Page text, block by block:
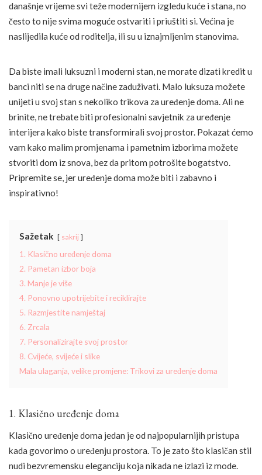
današnje vrijeme svi teže modernijem izgledu kuće i stana, no
često to nije svima moguće ostvariti i priuštiti si. Većina je
naslijedila kuće od roditelja, ili su u iznajmljenim stanovima.
Da biste imali luksuzni i moderni stan, ne morate dizati kredit u
banci niti se na druge načine zaduživati. Malo luksuza možete
unijeti u svoj stan s nekoliko trikova za uređenje doma. Ali ne
brinite, ne trebate biti profesionalni savjetnik za uređenje
interijera kako biste transformirali svoj prostor. Pokazat ćemo
vam kako malim promjenama i pametnim izborima možete
stvoriti dom iz snova, bez da pritom potrošite bogatstvo.
Pripremite se, jer uređenje doma može biti i zabavno i
inspirativno!
Sažetak sakrij
1. Klasično uređenje doma
2. Pametan izbor boja
3. Manje je više
4. Ponovno upotrijebite i reciklirajte
5. Razmjestite namještaj
6. Zrcala
7. Personalizirajte svoj prostor
8. Cvijeće, svijeće i slike
Mala ulaganja, velike promjene: Trikovi za uređenje doma
1. Klasično uređenje doma
Klasično uređenje doma jedan je od najpopularnijih pristupa
kada govorimo o uređenju prostora. To je zato što klasičan stil
nudi bezvremensku eleganciju koja nikada ne izlazi iz mode.